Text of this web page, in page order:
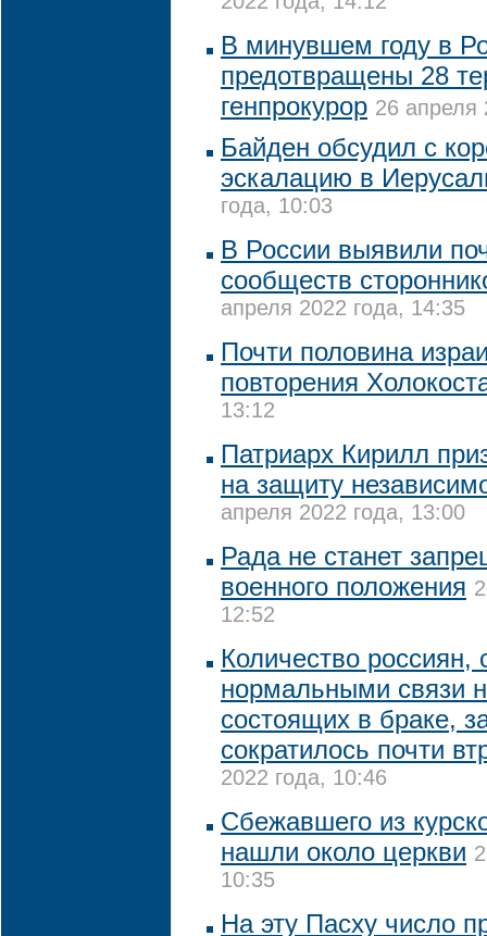
В минувшем году в
предотвращены 28
генпрокурор 26 апреля
Байден обсудил с
эскалацию в
года, 10:03
В России выявили
сообществ
апреля 2022 года, 14:35
Почти половина
повторения
13:12
Патриарх Кирилл
на защиту
апреля 2022 года, 13:00
Рада не станет
военного положения
12:52
Количество
нормальными связи
состоящих в браке,
сократилось почти
2022 года, 10:46
Сбежавшего из
нашли около церкви
10:35
На эту Пасху число